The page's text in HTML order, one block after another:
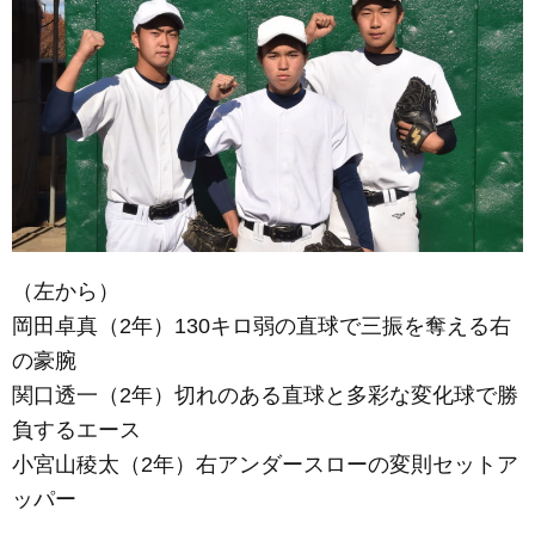
（左から）
岡田卓真（2年）130キロ弱の直球で三振を奪える右
の豪腕
関口透一（2年）切れのある直球と多彩な変化球で勝
負するエース
小宮山稜太（2年）右アンダースローの変則セットア
ッパー